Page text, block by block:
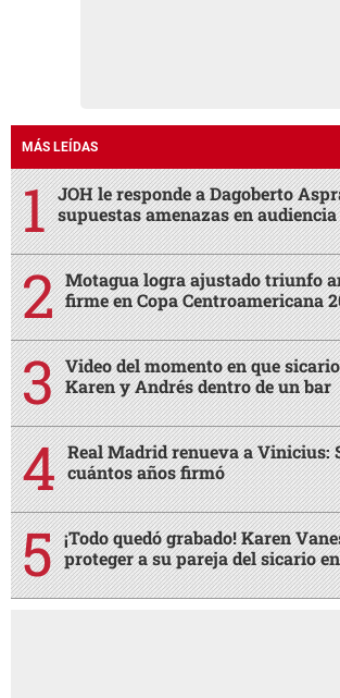
MÁS LEÍDAS
JOH le responde a Dagoberto
supuestas amenazas en audiencia
Motagua logra ajustado triunfo
firme en Copa Centroamericana
Video del momento en que
Karen y Andrés dentro de un bar
Real Madrid renueva a Vinicius:
cuántos años firmó
¡Todo quedó grabado! Karen
proteger a su pareja del sicario